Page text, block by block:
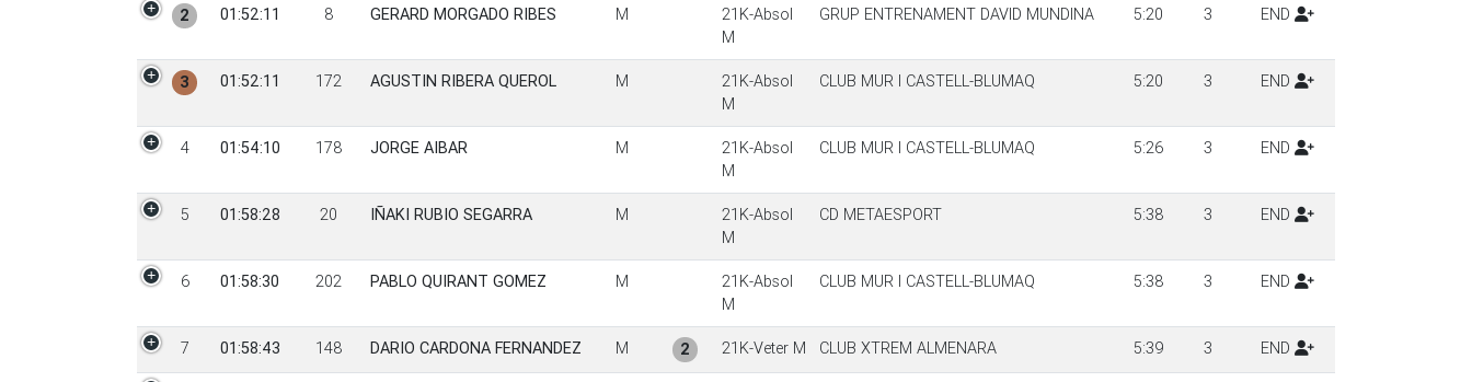
2 01:52:11 8 GERARD MORGADO RIBES M
21K-Absol
M
GRUP ENTRENAMENT DAVID MUNDINA 5:20 3 END
3 01:52:11 172 AGUSTIN RIBERA QUEROL M
21K-Absol
M
CLUB MUR I CASTELL-BLUMAQ 5:20 3 END
4 01:54:10 178 JORGE AIBAR M
21K-Absol
M
CLUB MUR I CASTELL-BLUMAQ 5:26 3 END
5 01:58:28 20 IÑAKI RUBIO SEGARRA M
21K-Absol
M
CD METAESPORT 5:38 3 END
6 01:58:30 202 PABLO QUIRANT GOMEZ M
21K-Absol
M
CLUB MUR I CASTELL-BLUMAQ 5:38 3 END
7 01:58:43 148 DARIO CARDONA FERNANDEZ M 2 21K-Veter M CLUB XTREM ALMENARA 5:39 3 END